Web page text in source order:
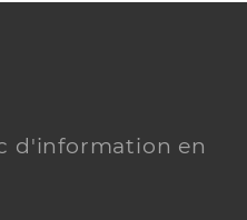
d'information en